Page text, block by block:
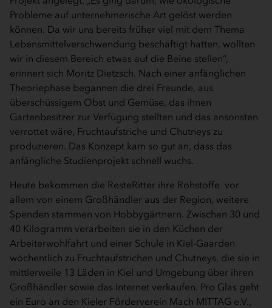
Probleme auf unternehmerische Art gelöst werden
können. Da wir uns bereits früher viel mit dem Thema
Lebensmittelverschwendung beschäftigt hatten, wollten
wir in diesem Bereich etwas auf die Beine stellen“,
erinnert sich Moritz Dietzsch. Nach einer anfänglichen
Theoriephase begannen die drei Freunde, aus
überschüssigem Obst und Gemüse, das ihnen
Gartenbesitzer zur Verfügung stellten und das ansonsten
verrottet wäre, Fruchtaufstriche und Chutneys zu
produzieren. Das Konzept kam so gut an, dass das
anfängliche Studienprojekt schnell wuchs.
Heute bekommen die ResteRitter ihre Rohstoffe vor
allem von einem Großhändler aus der Region, weitere
Spenden stammen von Hobbygärtnern. Zwischen 30 und
40 Kilogramm verarbeiten sie in den Küchen der
Arbeiterwohlfahrt und einer Schule in Kiel­-Gaarden
wöchentlich zu Fruchtaufstrichen und Chutneys, die sie in
mittlerweile 13 Läden in Kiel und Umgebung über ihren
Großhändler sowie das Internet verkaufen. Pro Glas geht
ein Euro an den Kieler Förderverein Mach MITTAG e.V.,